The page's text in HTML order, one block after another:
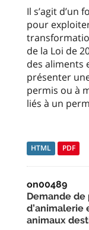
Il s’agit d’un
pour
de la Loi de
des aliments
présenter
permis ou à
liés à un
HTML PDF
on00489
Demande de
d’animalerie
animaux